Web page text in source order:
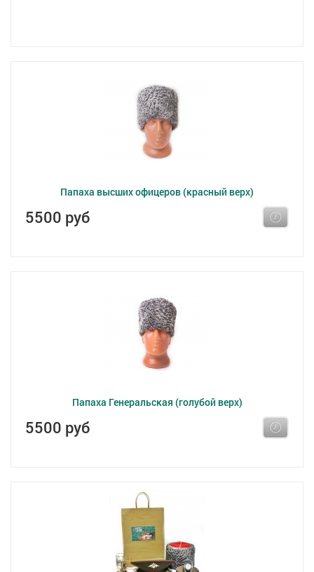
Папаха высших офицеров (красный верх)
5500 руб
Папаха Генеральская (голубой верх)
5500 руб